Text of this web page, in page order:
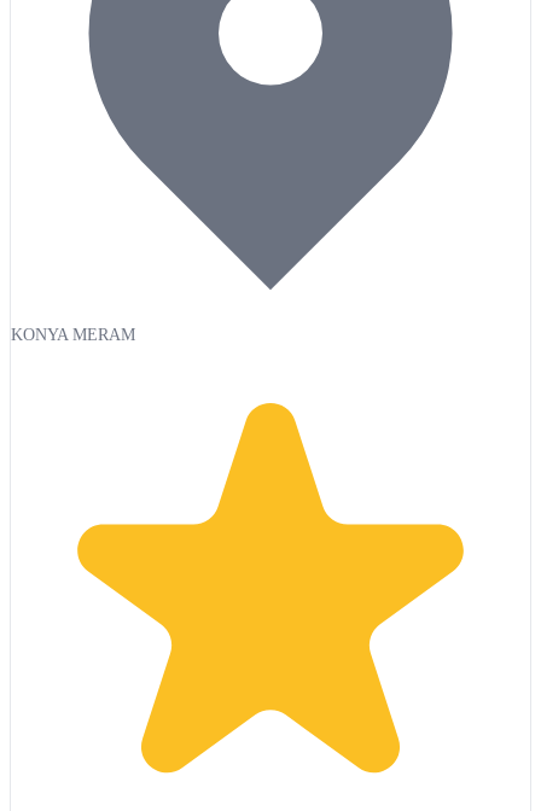
KONYA MERAM